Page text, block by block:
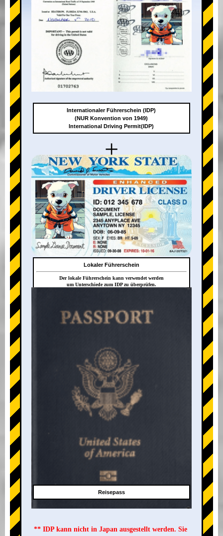
+
+
Internationaler Führerschein (IDP)
(NUR Konvention von 1949)
International Driving Permit(IDP)
Lokaler Führerschein
Der lokale Führerschein kann verwendet werden
um Unterschiede zum IDP zu überprüfen.
Reisepass
** IDP kann nicht in Japan ausgestellt werden. Sie